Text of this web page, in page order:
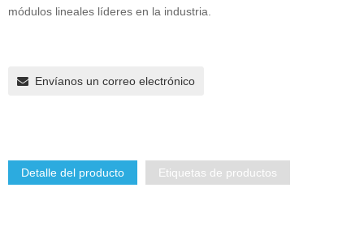
módulos lineales líderes en la industria.
Envíanos un correo electrónico
Detalle del producto Etiquetas de productos